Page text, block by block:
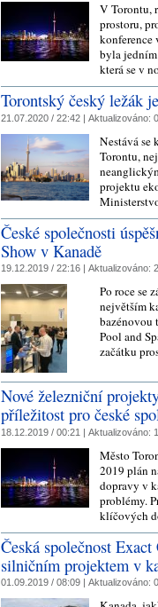
V Torontu,
prostoru,
konference
byla
která se v
Torontský český ležák
21.07.2020 / 22:42 | Aktualizováno:
Nestává se
Torontu,
projektu
České společnosti
Show v Kanadě
19.12.2019 / 22:16 | Aktualizováno:
Po roce se
největším
bazénovou
Pool and
začátku
Nové železniční
příležitost pro české
18.12.2019 / 00:21 | Aktualizováno:
Město
2019 plán
dopravy v
problémy.
klíčových
Česká společnost
silničním projektem v
01.09.2019 / 08:09 | Aktualizováno: